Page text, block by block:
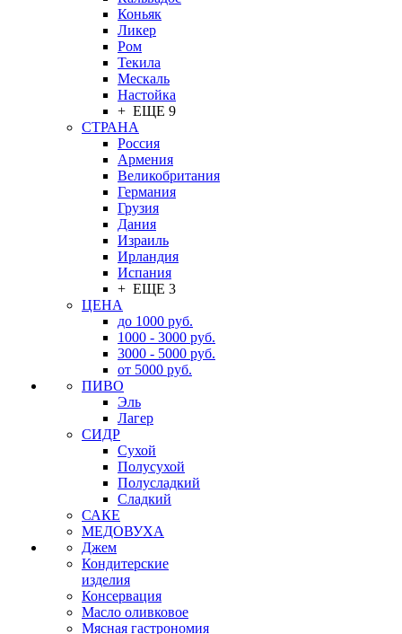
Коньяк
Ликер
Ром
Текила
Мескаль
Настойка
+ ЕЩЕ 9
СТРАНА
Россия
Армения
Великобритания
Германия
Грузия
Дания
Израиль
Ирландия
Испания
+ ЕЩЕ 3
ЦЕНА
до 1000 руб.
1000 - 3000 руб.
3000 - 5000 руб.
от 5000 руб.
ПИВО
Эль
Лагер
СИДР
Сухой
Полусухой
Полусладкий
Сладкий
САКЕ
МЕДОВУХА
Джем
Кондитерские
изделия
Консервация
Масло оливковое
Мясная гастрономия